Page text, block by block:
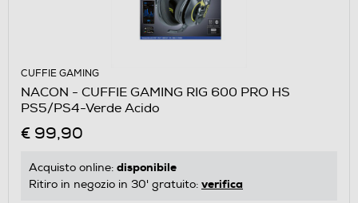
CUFFIE GAMING
NACON - CUFFIE GAMING RIG 600 PRO HS
PS5/PS4-Verde Acido
€ 99,90
Acquisto online: disponibile
Ritiro in negozio in 30' gratuito: verifica